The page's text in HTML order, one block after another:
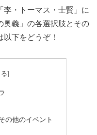
李・トーマス・士賢」に
奥義」の各選択肢とその
下をどうぞ！
の他のイベント